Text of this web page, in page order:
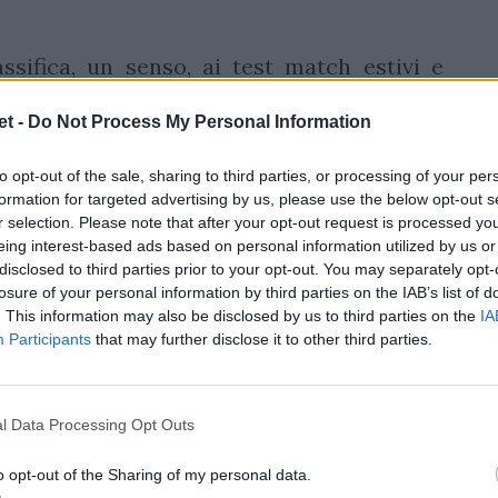
- Do Not Process My Personal Information
opt-out of the sale, sharing to third parties, or processing of your
for targeted advertising by us, please use the below opt-out
selection. Please note that after your opt-out request is processed
interest-based ads based on personal information utilized by us
to third parties prior to your opt-out. You may separately
of your personal information by third parties on the IAB’s list of
This information may also be disclosed by us to third parties on the
Participants that may further disclose it to other third parties.
Data Processing Opt Outs
opt-out of the Sharing of my personal data.
un senso, ai test match estivi e
scambio organizzato tra le squadre
Sud. Con un vincitore che verrà
di fine novembre.
sono dodici nazionali: Sudafrica,
Irlanda, Francia, Inghilterra, Scozia,
che riunisce le protagoniste del
e due tra le realtà emergenti più